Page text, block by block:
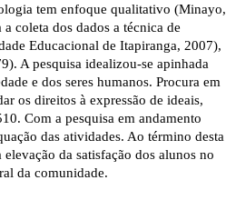
tem enfoque qualitativo (Minayo,
coleta dos dados a técnica de
Educacional de Itapiranga, 2007),
A pesquisa idealizou-se apinhada
e dos seres humanos. Procura em
os direitos à expressão de ideais,
Com a pesquisa em andamento
das atividades. Ao término desta
da satisfação dos alunos no
da comunidade.